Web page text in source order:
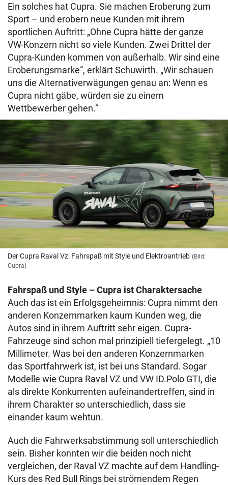
Ein solches hat Cupra. Sie machen Eroberung zum
Sport – und erobern neue Kunden mit ihrem
sportlichen Auftritt: „Ohne Cupra hätte der ganze
VW-Konzern nicht so viele Kunden. Zwei Drittel der
Cupra-Kunden kommen von außerhalb. Wir sind eine
Eroberungsmarke“, erklärt Schuwirth. „Wir schauen
uns die Alternativerwägungen genau an: Wenn es
Cupra nicht gäbe, würden sie zu einem
Wettbewerber gehen.“
Der Cupra Raval Vz: Fahrspaß mit Style und Elektroantrieb (Bild:
Cupra)
Fahrspaß und Style – Cupra ist Charaktersache
Auch das ist ein Erfolgsgeheimnis: Cupra nimmt den
anderen Konzernmarken kaum Kunden weg, die
Autos sind in ihrem Auftritt sehr eigen. Cupra-
Fahrzeuge sind schon mal prinzipiell tiefergelegt. „10
Millimeter. Was bei den anderen Konzernmarken
das Sportfahrwerk ist, ist bei uns Standard. Sogar
Modelle wie Cupra Raval VZ und VW ID.Polo GTI, die
als direkte Konkurrenten aufeinandertreffen, sind in
ihrem Charakter so unterschiedlich, dass sie
einander kaum wehtun.
Auch die Fahrwerksabstimmung soll unterschiedlich
sein. Bisher konnten wir die beiden noch nicht
vergleichen, der Raval VZ machte auf dem Handling-
Kurs des Red Bull Rings bei strömendem Regen